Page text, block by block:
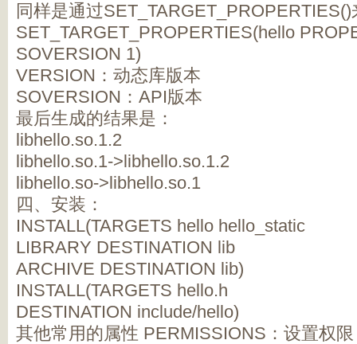
同样是通过SET_TARGET_PROPERTIES()
SET_TARGET_PROPERTIES(hello
SOVERSION 1)
VERSION：动态库版本
SOVERSION：API版本
最后生成的结果是：
libhello.so.1.2
libhello.so.1->libhello.so.1.2
libhello.so->libhello.so.1
四、安装：
INSTALL(TARGETS hello hello_static
LIBRARY DESTINATION lib
ARCHIVE DESTINATION lib)
INSTALL(TARGETS hello.h
DESTINATION include/hello)
其他常用的属性 PERMISSIONS：设置权